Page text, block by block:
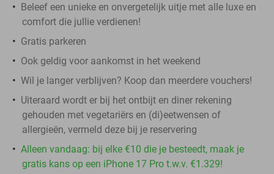
Beleef een unieke en onvergetelijk uitje met alle luxe en
comfort die jullie verdienen!
Gratis parkeren
Ook geldig voor aankomst in het weekend
Wil je langer verblijven? Koop dan meerdere vouchers!
Uiteraard wordt er bij het ontbijt en diner rekening
gehouden met vegetariërs en (di)eetwensen of
allergieën, vermeld deze bij je reservering
Alleen vandaag: bij elke €10 die je besteedt, maak je
gratis kans op een iPhone 17 Pro t.w.v. €1.329!